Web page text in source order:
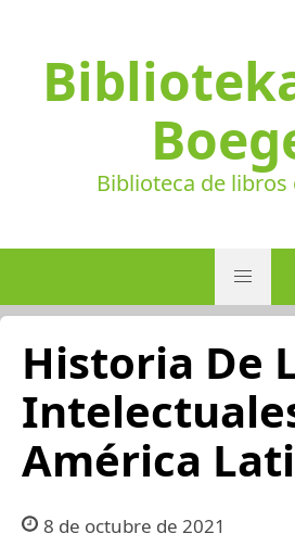
Biblioteca de libros
Historia De
América
8 de octubre de 2021